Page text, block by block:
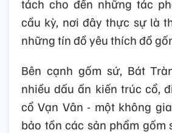
tách cho đến những tác
cầu kỳ, nơi đây thực sự là
những tín đồ yêu thích đồ
Bên cạnh gốm sứ, Bát
nhiều dấu ấn kiến trúc cổ,
cổ Vạn Vân - một không
bảo tồn các sản phẩm gốm